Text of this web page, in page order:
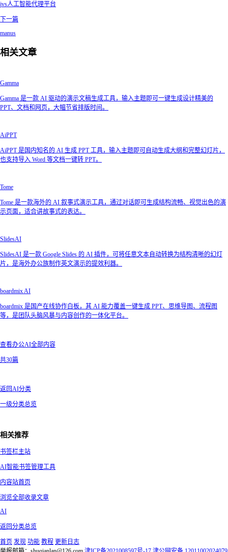
jvs人工智能代理平台
下一篇
manus
相关文章
Gamma
Gamma 是一款 AI 驱动的演示文稿生成工具，输入主题即可一键生成设计精美的
PPT、文档和网页，大幅节省排版时间。
AiPPT
AiPPT 是国内知名的 AI 生成 PPT 工具，输入主题即可自动生成大纲和完整幻灯片，
也支持导入 Word 等文档一键转 PPT。
Tome
Tome 是一款海外的 AI 叙事式演示工具，通过对话即可生成结构流畅、视觉出色的演
示页面，适合讲故事式的表达。
SlidesAI
SlidesAI 是一款 Google Slides 的 AI 插件，可将任意文本自动转换为结构清晰的幻灯
片，是海外办公族制作英文演示的提效利器。
boardmix AI
boardmix 是国产在线协作白板，其 AI 能力覆盖一键生成 PPT、思维导图、流程图
等，是团队头脑风暴与内容创作的一体化平台。
查看办公AI全部内容
共30篇
返回AI分类
一级分类总览
相关推荐
书签栏主站
AI智能书签管理工具
内容站首页
浏览全部收录文章
AI
返回分类总览
首页 发现 功能 教程 更新日志